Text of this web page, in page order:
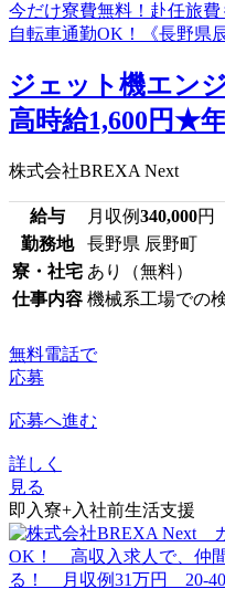
ジェット機エン
高時給1,600円★
株式会社BREXA Next
給与 月収例340,000円
勤務地
長野県 辰野町
寮・社宅 あり（無料）
仕事内容 機械系工場での
無料電話で
応募
応募へ進む
詳しく
見る
即入寮+入社前生活支援